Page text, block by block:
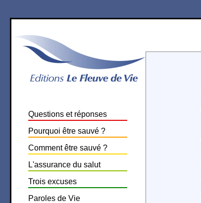
Questions et réponses
Pourquoi être sauvé ?
Comment être sauvé ?
L'assurance du salut
Trois excuses
Paroles de Vie